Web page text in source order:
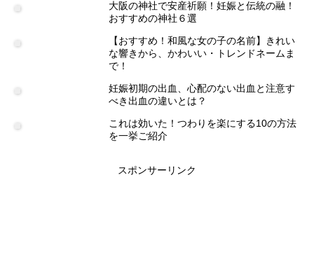
大阪の神社で安産祈願！妊娠と伝統の融！
おすすめの神社６選
【おすすめ！和風な女の子の名前】きれい
な響きから、かわいい・トレンドネームま
で！
妊娠初期の出血、心配のない出血と注意す
べき出血の違いとは？
これは効いた！つわりを楽にする10の方法
を一挙ご紹介
スポンサーリンク